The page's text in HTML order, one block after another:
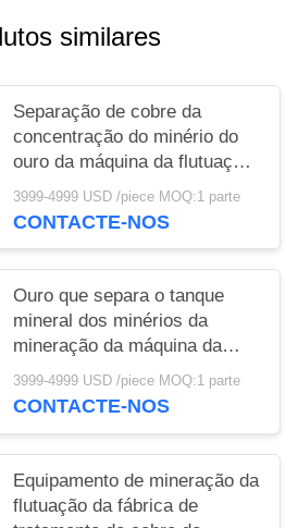
similares
Separação de cobre da
concentração do minério do
ouro da máquina da flutuação
de minerais
3999-4999 USD /piece MOQ:1 parte
CONTACTE-NOS
Ouro que separa o tanque
mineral dos minérios da
mineração da máquina da
flutuação da espuma
3999-4999 USD /piece MOQ:1 parte
CONTACTE-NOS
Equipamento de mineração da
flutuação da fábrica de